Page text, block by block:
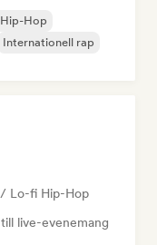
Hop
Internationell rap
Lo-fi Hip-Hop
live-evenemang